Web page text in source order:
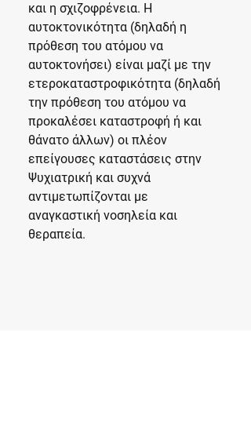
και η σχιζοφρένεια. Η
αυτοκτονικότητα (δηλαδή η
πρόθεση του ατόμου να
αυτοκτονήσει) είναι μαζί με την
ετεροκαταστροφικότητα (δηλαδή
την πρόθεση του ατόμου να
προκαλέσει καταστροφή ή και
θάνατο άλλων) οι πλέον
επείγουσες καταστάσεις στην
Ψυχιατρική και συχνά
αντιμετωπίζονται με
αναγκαστική νοσηλεία και
θεραπεία.